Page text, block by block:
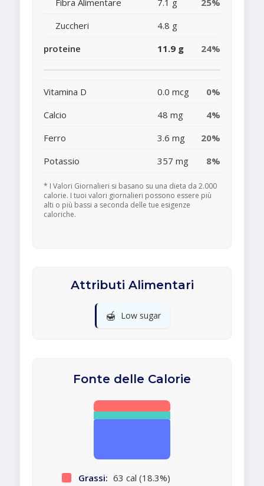
Fibra Alimentare 7.1 g
25%
Zuccheri
4.8 g
proteine
11.9 g 24%
Vitamina D 0.0 mcg
0%
Calcio
48 mg
4%
Ferro
3.6 mg
20%
Potassio
357 mg 8%
* I Valori Giornalieri si basano su una dieta da 2.000
calorie. I tuoi valori giornalieri possono essere più
alti o più bassi a seconda delle tue esigenze
caloriche.
Attributi Alimentari
🍯 Low sugar
Fonte delle Calorie
Grassi: 63 cal (18.3%)